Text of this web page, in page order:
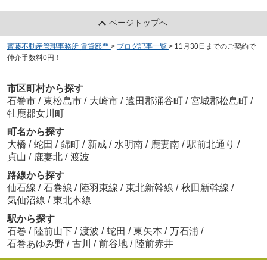
ページトップへ
齊藤不動産管理事務所 賃貸部門 > ブログ記事一覧 > 11月30日までのご契約で
仲介手数料0円！
市区町村から探す
石巻市 / 東松島市 / 大崎市 / 遠田郡涌谷町 / 宮城郡松島町 /
牡鹿郡女川町
町名から探す
大橋 / 蛇田 / 錦町 / 新成 / 水明南 / 鹿妻南 / 駅前北通り /
貞山 / 鹿妻北 / 渡波
路線から探す
仙石線 / 石巻線 / 陸羽東線 / 東北新幹線 / 秋田新幹線 /
気仙沼線 / 東北本線
駅から探す
石巻 / 陸前山下 / 渡波 / 蛇田 / 東矢本 / 万石浦 /
石巻あゆみ野 / 古川 / 前谷地 / 陸前赤井